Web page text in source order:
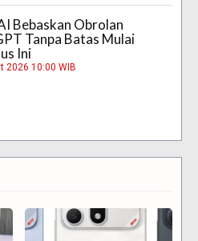
Bebaskan Obrolan
Tanpa Batas Mulai
Ini
2026 10:00 WIB